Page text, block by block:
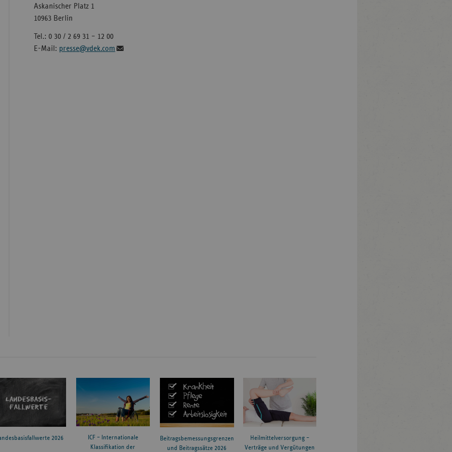
Askanischer Platz 1
10963 Berlin
Tel.: 0 30 / 2 69 31 – 12 00
E-Mail: presse@vdek.com
2026
ICF – Internationale
Klassifikation der
Beitragsbemessungsgrenzen
und Beitragssätze 2026
Heilmittelversorgung –
Verträge und Vergütungen